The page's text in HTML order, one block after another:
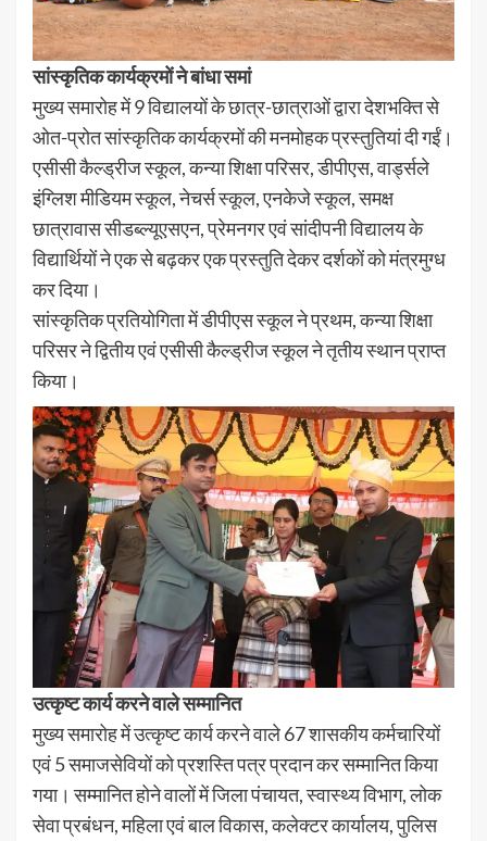
सांस्कृतिक कार्यक्रमों ने बांधा समां
मुख्य समारोह में 9 विद्यालयों के छात्र-छात्राओं द्वारा देशभक्ति से
ओत-प्रोत सांस्कृतिक कार्यक्रमों की मनमोहक प्रस्तुतियां दी गईं।
एसीसी कैल्ड्रीज स्कूल, कन्या शिक्षा परिसर, डीपीएस, वार्ड्सले
इंग्लिश मीडियम स्कूल, नेचर्स स्कूल, एनकेजे स्कूल, समक्ष
छात्रावास सीडब्ल्यूएसएन, प्रेमनगर एवं सांदीपनी विद्यालय के
विद्यार्थियों ने एक से बढ़कर एक प्रस्तुति देकर दर्शकों को मंत्रमुग्ध
कर दिया।
सांस्कृतिक प्रतियोगिता में डीपीएस स्कूल ने प्रथम, कन्या शिक्षा
परिसर ने द्वितीय एवं एसीसी कैल्ड्रीज स्कूल ने तृतीय स्थान प्राप्त
किया।
उत्कृष्ट कार्य करने वाले सम्मानित
मुख्य समारोह में उत्कृष्ट कार्य करने वाले 67 शासकीय कर्मचारियों
एवं 5 समाजसेवियों को प्रशस्ति पत्र प्रदान कर सम्मानित किया
गया। सम्मानित होने वालों में जिला पंचायत, स्वास्थ्य विभाग, लोक
सेवा प्रबंधन, महिला एवं बाल विकास, कलेक्टर कार्यालय, पुलिस